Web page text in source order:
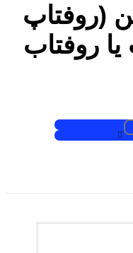
یونیت 25 تن (روفتاپ
یا روفتاب